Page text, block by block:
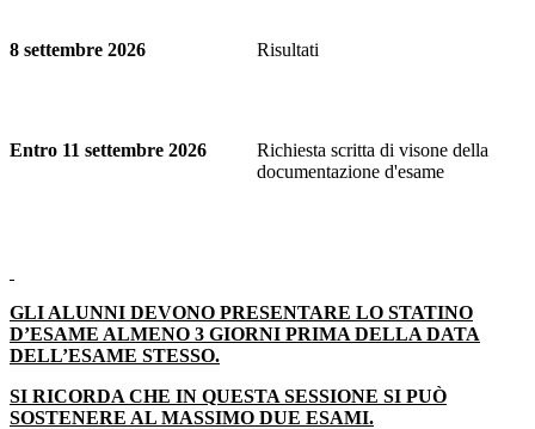
8 settembre 2026 Risultati
Entro 11 settembre 2026
Richiesta scritta di visone della
documentazione d'esame
GLI ALUNNI DEVONO PRESENTARE LO STATINO
D’ESAME ALMENO 3 GIORNI PRIMA DELLA DATA
DELL’ESAME STESSO.
SI RICORDA CHE IN QUESTA SESSIONE SI PUÒ
SOSTENERE AL MASSIMO DUE ESAMI.